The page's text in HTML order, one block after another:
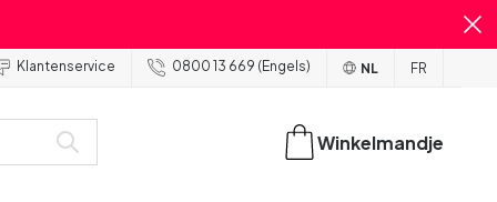
Klantenservice 0800 13 669 (Engels) NL FR
Winkelmandje